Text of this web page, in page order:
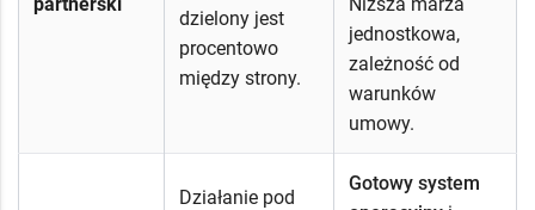
dzielony jest
procentowo
między strony.
jednostkowa,
zależność od
warunków
umowy.
Działanie pod
Gotowy system